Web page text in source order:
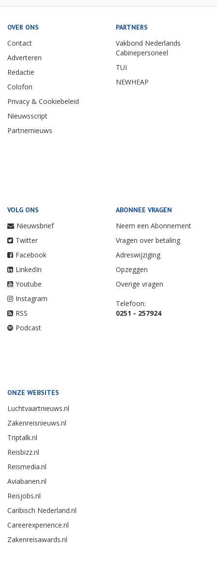
OVER ONS
Contact
Adverteren
Redactie
Colofon
Privacy & Cookiebeleid
Nieuwsscript
Partnernieuws
PARTNERS
Vakbond Nederlands
Cabinepersoneel
TUI
NEWHEAP
VOLG ONS
Nieuwsbrief
Twitter
Facebook
LinkedIn
Youtube
Instagram
RSS
Podcast
ABONNEE VRAGEN
Neem een Abonnement
Vragen over betaling
Adreswijziging
Opzeggen
Overige vragen
Telefoon:
0251 - 257924
ONZE WEBSITES
Luchtvaartnieuws.nl
Zakenreisnieuws.nl
Triptalk.nl
Reisbizz.nl
Reismedia.nl
Aviabanen.nl
Reisjobs.nl
Caribisch Nederland.nl
Careerexperience.nl
Zakenreisawards.nl